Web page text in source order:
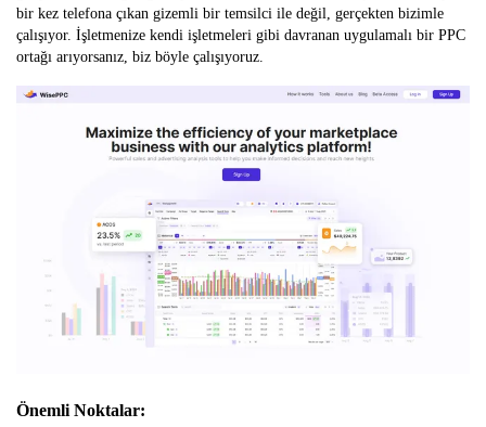
bir kez telefona çıkan gizemli bir temsilci ile değil, gerçekten bizimle
çalışıyor. İşletmenize kendi işletmeleri gibi davranan uygulamalı bir PPC
ortağı arıyorsanız, biz böyle çalışıyoruz.
Önemli Noktalar: